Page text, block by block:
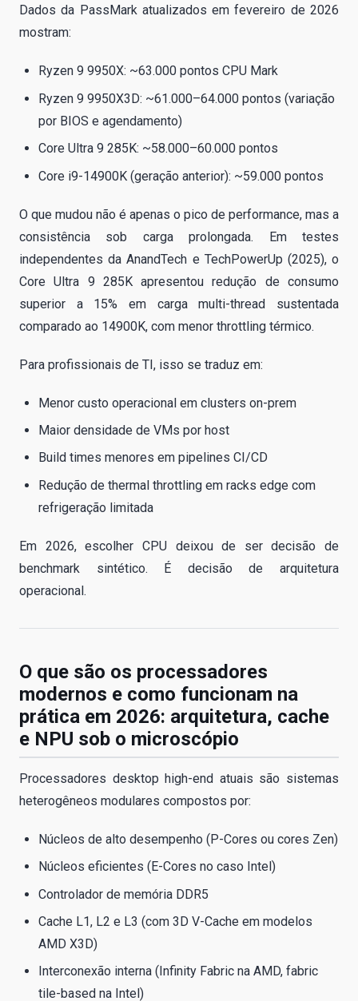
Dados da PassMark atualizados em fevereiro de 2026
mostram:
Ryzen 9 9950X: ~63.000 pontos CPU Mark
Ryzen 9 9950X3D: ~61.000–64.000 pontos (variação
por BIOS e agendamento)
Core Ultra 9 285K: ~58.000–60.000 pontos
Core i9-14900K (geração anterior): ~59.000 pontos
O que mudou não é apenas o pico de performance, mas a
consistência sob carga prolongada. Em testes
independentes da AnandTech e TechPowerUp (2025), o
Core Ultra 9 285K apresentou redução de consumo
superior a 15% em carga multi-thread sustentada
comparado ao 14900K, com menor throttling térmico.
Para profissionais de TI, isso se traduz em:
Menor custo operacional em clusters on-prem
Maior densidade de VMs por host
Build times menores em pipelines CI/CD
Redução de thermal throttling em racks edge com
refrigeração limitada
Em 2026, escolher CPU deixou de ser decisão de
benchmark sintético. É decisão de arquitetura
operacional.
O que são os processadores
modernos e como funcionam na
prática em 2026: arquitetura, cache
e NPU sob o microscópio
Processadores desktop high-end atuais são sistemas
heterogêneos modulares compostos por:
Núcleos de alto desempenho (P-Cores ou cores Zen)
Núcleos eficientes (E-Cores no caso Intel)
Controlador de memória DDR5
Cache L1, L2 e L3 (com 3D V-Cache em modelos
AMD X3D)
Interconexão interna (Infinity Fabric na AMD, fabric
tile-based na Intel)